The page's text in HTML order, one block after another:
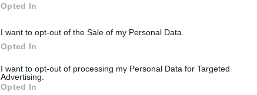
Opted In
I want to opt-out of the Sale of my Personal Data.
Opted In
I want to opt-out of processing my Personal Data for Targeted
Advertising.
Opted In